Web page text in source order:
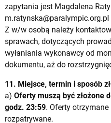
zapytania jest Magdalena
m.ratynska@paralympic.org.pl
Z w/w osobą należy
sprawach, dotyczących
wyłaniania wykonawcy od
dokumentu, aż do
11. Miejsce, termin i sposób
a) Oferty muszą być złożone
godz. 23:59. Oferty
rozpatrywane.